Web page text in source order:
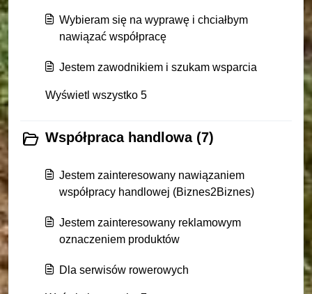
Wybieram się na wyprawę i chciałbym
nawiązać współpracę
Jestem zawodnikiem i szukam wsparcia
Wyświetl wszystko 5
Współpraca handlowa (7)
Jestem zainteresowany nawiązaniem
współpracy handlowej (Biznes2Biznes)
Jestem zainteresowany reklamowym
oznaczeniem produktów
Dla serwisów rowerowych